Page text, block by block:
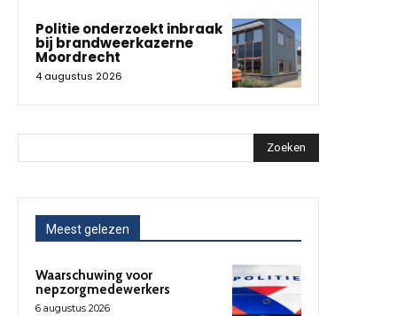
Politie onderzoekt inbraak
bij brandweerkazerne
Moordrecht
4 augustus 2026
Zoeken
Meest gelezen
Waarschuwing voor
nepzorgmedewerkers
6 augustus 2026